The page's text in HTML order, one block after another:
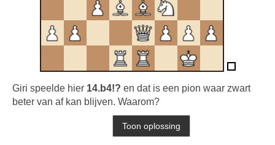
Giri speelde hier 14.b4!? en dat is een pion waar zwart
beter van af kan blijven. Waarom?